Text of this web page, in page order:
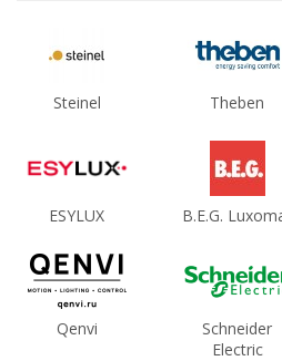
Steinel Theben
ESYLUX B.E.G.
Qenvi
Schneider
Electric